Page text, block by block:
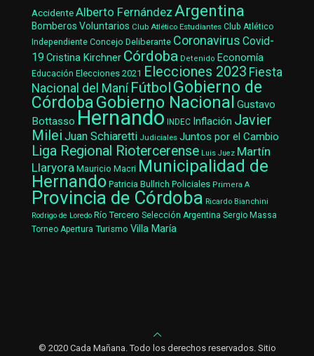
AccidenteAlberto Fernández Argentina
Bomberos Voluntarios Club Atlético Estudiantes Club Atlético
Independiente Concejo Deliberante Coronavirus Covid-
19 Cristina Kirchner Córdoba Detenido Economía
Educación Elecciones 2021 Elecciones 2023 Fiesta
Nacional del Maní Fútbol Gobierno de
CórdobaGobierno Nacional Gustavo
Bottasso Hernando INDEC Inflación Javier
Milei Juan Schiaretti Judiciales Juntos por el Cambio
Liga Regional Riotercerense Luis Juez Martín
Llaryora Mauricio Macri Municipalidad de
Hernando Patricia Bullrich Policiales Primera A
Provincia de Córdoba Ricardo Bianchini
Rodrigo de Loredo Río Tercero Selección Argentina Sergio Massa
Torneo Apertura Turismo Villa María
© 2020 Cada Mañana. Todo los derechos reservados. Sitio